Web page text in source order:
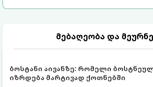
მებაღეობა და
ბოსტანი აივანზე: რომელი
იზრდება მარტივად ქოთნებში